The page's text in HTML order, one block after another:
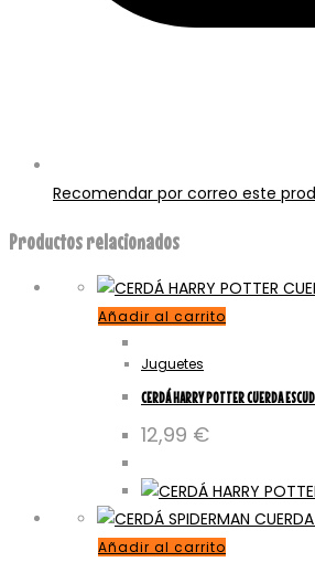
Recomendar por correo este
Productos relacionados
Añadir al carrito
Juguetes
CERDÁ HARRY POTTER CUERDA
12,99 €
Añadir al carrito